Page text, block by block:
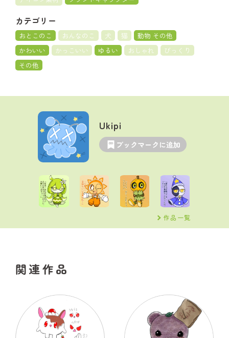
カテゴリー
おとこのこ おんなのこ 犬 猫
動物 その他
かわいい
かっこいい ゆるい おしゃれ
びっくり
その他
Ukipi
ブックマークに追加
作品一覧
関連作品